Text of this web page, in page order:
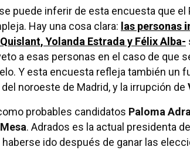
puede inferir de esta encuesta que el
Hay una cosa clara: las personas
Yolanda Estrada y Félix Alba-
a esas personas en el caso de que
Y esta encuesta refleja también un
noroeste de Madrid, y la irrupción de
probables candidatos Paloma
. Adrados es la actual presidenta
ido después de ganar las